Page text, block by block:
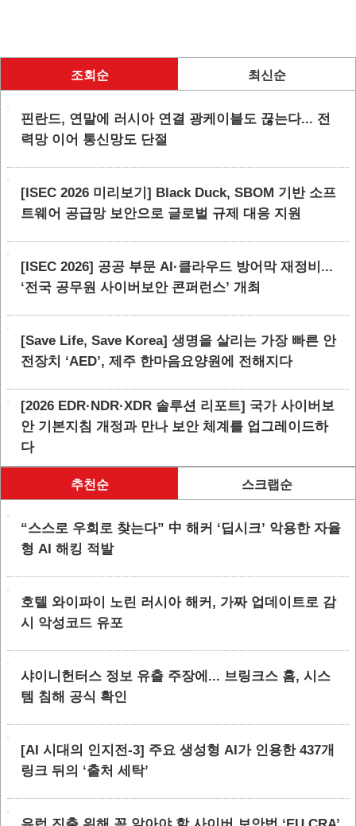
조회순 최신순
핀란드, 연말에 러시아 연결 광케이블도 끊는다... 전
력망 이어 통신망도 단절
[ISEC 2026 미리보기] Black Duck, SBOM 기반 소프
트웨어 공급망 보안으로 글로벌 규제 대응 지원
[ISEC 2026] 공공 부문 AI·클라우드 방어막 재정비...
‘전국 공무원 사이버보안 콘퍼런스’ 개최
[Save Life, Save Korea] 생명을 살리는 가장 빠른 안
전장치 ‘AED’, 제주 한마음요양원에 전해지다
[2026 EDR·NDR·XDR 솔루션 리포트] 국가 사이버보
안 기본지침 개정과 만나 보안 체계를 업그레이드하
다
추천순 스크랩순
“스스로 우회로 찾는다” 中 해커 ‘딥시크’ 악용한 자율
형 AI 해킹 적발
호텔 와이파이 노린 러시아 해커, 가짜 업데이트로 감
시 악성코드 유포
샤이니헌터스 정보 유출 주장에... 브링크스 홈, 시스
템 침해 공식 확인
[AI 시대의 인지전-3] 주요 생성형 AI가 인용한 437개
링크 뒤의 ‘출처 세탁’